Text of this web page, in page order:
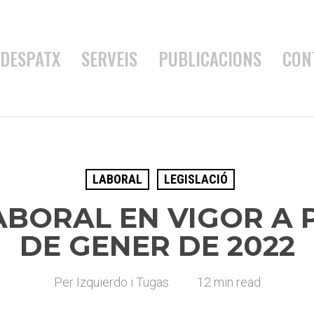
DESPATX SERVEIS PUBLICACIONS
LABORAL LEGISLACIÓ
EN VIGOR A
DE GENER DE 2022
Per Izquierdo i Tugas 12 min read